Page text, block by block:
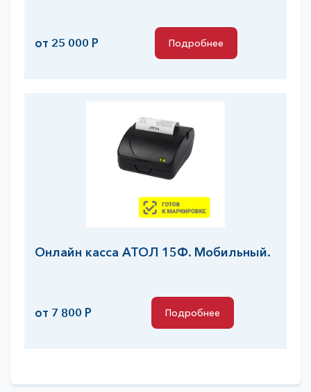
от 25 000 Р Подробнее
Онлайн касса АТОЛ 15Ф. Мобильный.
от 7 800 Р Подробнее